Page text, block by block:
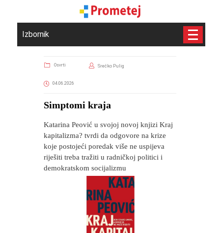
Izbornik
Osvrti Srećko Pulig
04.06.2026
Simptomi kraja
Katarina Peović u svojoj novoj knjizi Kraj
kapitalizma? tvrdi da odgovore na krize
koje postojeći poredak više ne uspijeva
riješiti treba tražiti u radničkoj politici i
demokratskom socijalizmu